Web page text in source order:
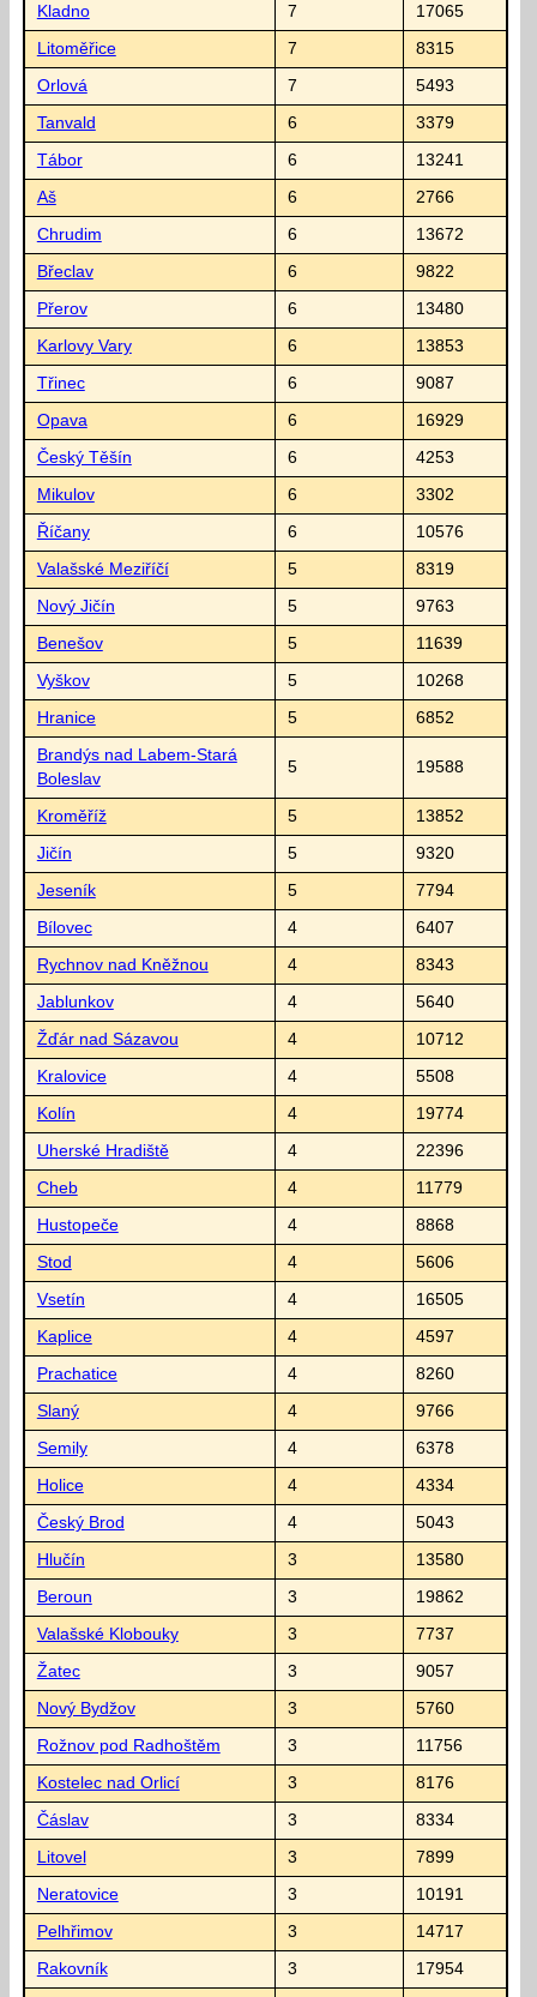
Kladno 7 17065
Litoměřice 7 8315
Orlová 7 5493
Tanvald 6 3379
Tábor 6 13241
Aš 6 2766
Chrudim 6 13672
Břeclav 6 9822
Přerov 6 13480
Karlovy Vary 6 13853
Třinec 6 9087
Opava 6 16929
Český Těšín 6 4253
Mikulov 6 3302
Říčany 6 10576
Valašské Meziříčí 5 8319
Nový Jičín 5 9763
Benešov 5 11639
Vyškov 5 10268
Hranice 5 6852
Brandýs nad Labem-Stará
Boleslav
5 19588
Kroměříž 5 13852
Jičín 5 9320
Jeseník 5 7794
Bílovec 4 6407
Rychnov nad Kněžnou 4 8343
Jablunkov 4 5640
Žďár nad Sázavou 4 10712
Kralovice 4 5508
Kolín 4 19774
Uherské Hradiště 4 22396
Cheb 4 11779
Hustopeče 4 8868
Stod 4 5606
Vsetín 4 16505
Kaplice 4 4597
Prachatice 4 8260
Slaný 4 9766
Semily 4 6378
Holice 4 4334
Český Brod 4 5043
Hlučín 3 13580
Beroun 3 19862
Valašské Klobouky 3 7737
Žatec 3 9057
Nový Bydžov 3 5760
Rožnov pod Radhoštěm 3 11756
Kostelec nad Orlicí 3 8176
Čáslav 3 8334
Litovel 3 7899
Neratovice 3 10191
Pelhřimov 3 14717
Rakovník 3 17954